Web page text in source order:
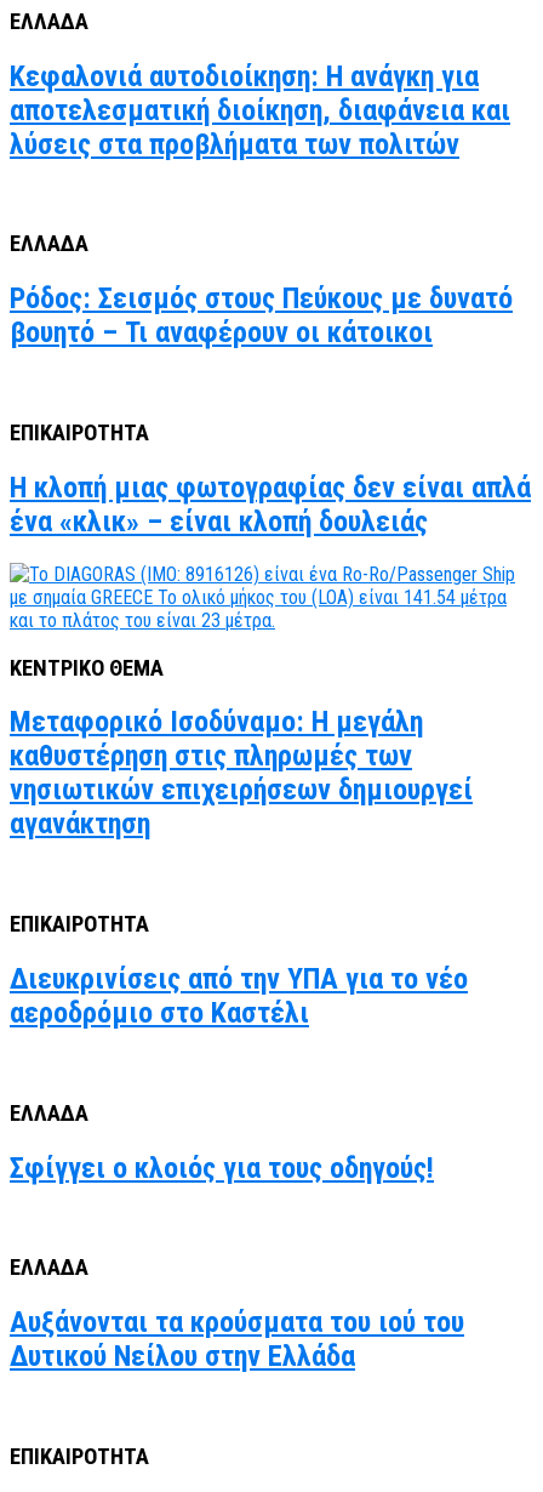
ΕΛΛΑΔΑ
Κεφαλονιά αυτοδιοίκηση: Η ανάγκη για
αποτελεσματική διοίκηση, διαφάνεια και
λύσεις στα προβλήματα των πολιτών
ΕΛΛΑΔΑ
Ρόδος: Σεισμός στους Πεύκους με δυνατό
βουητό – Τι αναφέρουν οι κάτοικοι
ΕΠΙΚΑΙΡΟΤΗΤΑ
Η κλοπή μιας φωτογραφίας δεν είναι απλά
ένα «κλικ» – είναι κλοπή δουλειάς
ΚΕΝΤΡΙΚΟ ΘΕΜΑ
Μεταφορικό Ισοδύναμο: Η μεγάλη
καθυστέρηση στις πληρωμές των
νησιωτικών επιχειρήσεων δημιουργεί
αγανάκτηση
ΕΠΙΚΑΙΡΟΤΗΤΑ
Διευκρινίσεις από την ΥΠΑ για το νέο
αεροδρόμιο στο Καστέλι
ΕΛΛΑΔΑ
Σφίγγει ο κλοιός για τους οδηγούς!
ΕΛΛΑΔΑ
Αυξάνονται τα κρούσματα του ιού του
Δυτικού Νείλου στην Ελλάδα
ΕΠΙΚΑΙΡΟΤΗΤΑ